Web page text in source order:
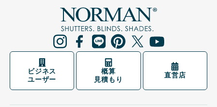
ビジネス
ユーザー
概算
見積もり
直営店